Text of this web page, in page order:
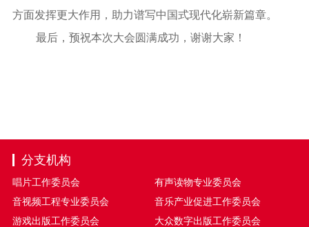
方面发挥更大作用，助力谱写中国式现代化崭新篇章。
最后，预祝本次大会圆满成功，谢谢大家！
分支机构
唱片工作委员会
有声读物专业委员会
音视频工程专业委员会
音乐产业促进工作委员会
游戏出版工作委员会
大众数字出版工作委员会